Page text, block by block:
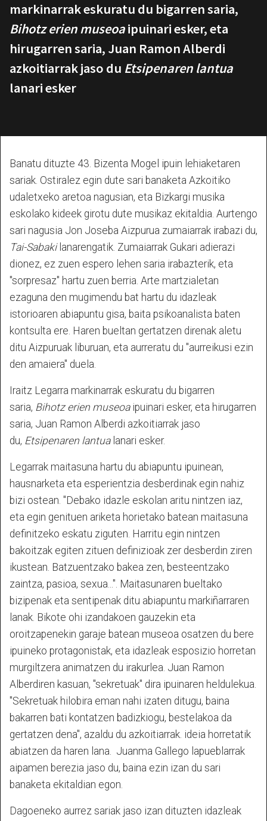
markinarrak eskuratu du bigarren saria,
Bihotz erien museoaipuinari esker, eta
hirugarren saria, Juan Ramon Alberdi
azkoitiarrak jaso du Etsipenaren lantua
lanari esker
Banatu dituzte 43. Bizenta Mogel ipuin lehiaketaren
sariak. Ostiralez egin dute sari banaketa Azkoitiko
udaletxeko aretoa nagusian, eta Bizkargi musika
eskolako kideek girotu dute musikaz ekitaldia. Aurtengo
sari nagusia Jon Joseba Aizpurua zumaiarrak irabazi du,
Tai-Sabakilanarengatik. Zumaiarrak Gukari adierazi
dionez, ez zuen espero lehen saria irabazterik, eta
"sorpresaz" hartu zuen berria. Arte martzialetan
ezaguna den mugimendu bat hartu du idazleak
istorioaren abiapuntu gisa, baita psikoanalista baten
kontsulta ere. Haren bueltan gertatzen direnak aletu
ditu Aizpuruak liburuan, eta aurreratu du "aurreikusi ezin
den amaiera" duela.
Iraitz Legarra markinarrak eskuratu du bigarren
saria, Bihotz erien museoaipuinari esker, eta hirugarren
saria, Juan Ramon Alberdi azkoitiarrak jaso
du, Etsipenaren lantualanari esker.
Legarrak maitasuna hartu du abiapuntu ipuinean,
hausnarketa eta esperientzia desberdinak egin nahiz
bizi ostean. "Debako idazle eskolan aritu nintzen iaz,
eta egin genituen ariketa horietako batean maitasuna
definitzeko eskatu ziguten. Harritu egin nintzen
bakoitzak egiten zituen definizioak zer desberdin ziren
ikustean. Batzuentzako bakea zen, besteentzako
zaintza, pasioa, sexua...". Maitasunaren bueltako
bizipenak eta sentipenak ditu abiapuntu markiñarraren
lanak. Bikote ohi izandakoen gauzekin eta
oroitzapenekin garaje batean museoa osatzen du bere
ipuineko protagonistak, eta idazleak esposizio horretan
murgiltzera animatzen du irakurlea. Juan Ramon
Alberdiren kasuan, "sekretuak" dira ipuinaren heldulekua.
"Sekretuak hilobira eman nahi izaten ditugu, baina
bakarren bati kontatzen badizkiogu, bestelakoa da
gertatzen dena", azaldu du azkoitiarrak. ideia horretatik
abiatzen da haren lana. Juanma Gallego lapueblarrak
aipamen berezia jaso du, baina ezin izan du sari
banaketa ekitaldian egon.
Dagoeneko aurrez sariak jaso izan dituzten idazleak